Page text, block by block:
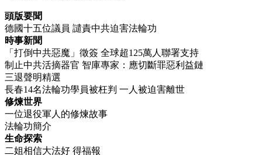
頭版要聞
德國十五位議員 譴責中共迫害法輪功
時事新聞
「打倒中共惡魔」徵簽 全球超125萬人聯署支持
制止中共活摘器官 智庫專家：應切斷罪惡利益鏈
三退聲明精選
長春14名法輪功學員被枉判 一人被迫害離世
修煉世界
一位退役軍人的修煉故事
法輪功簡介
生命探索
二姐相信大法好 得福報